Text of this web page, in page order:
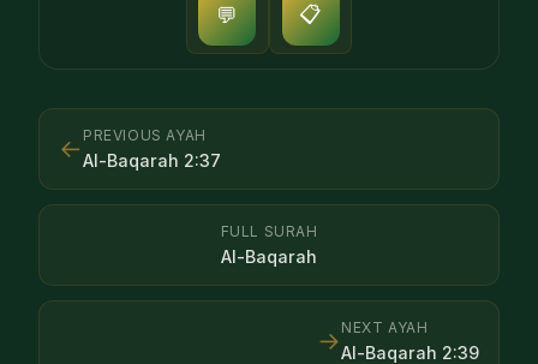
💬 📋
← PREVIOUS AYAH
Al-Baqarah 2:37
FULL SURAH
Al-Baqarah
NEXT AYAH
Al-Baqarah 2:39
→